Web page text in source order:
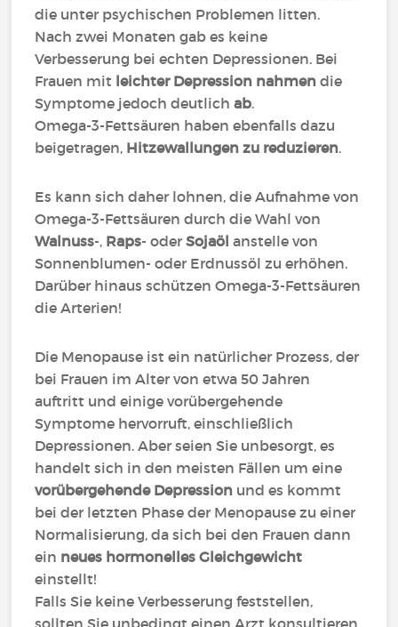
die unter psychischen Problemen litten.
Nach zwei Monaten gab es keine
Verbesserung bei echten Depressionen. Bei
Frauen mit leichter Depression nahmen die
Symptome jedoch deutlichab.
Omega-3-Fettsäuren haben ebenfalls dazu
beigetragen, Hitzewallungen zu reduzieren.
Es kann sich daher lohnen, die Aufnahme von
Omega-3-Fettsäuren durch die Wahl von
Walnuss-, Raps- oderSojaöl anstelle von
Sonnenblumen- oder Erdnussöl zu erhöhen.
Darüber hinaus schützen Omega-3-Fettsäuren
die Arterien!
Die Menopause ist ein natürlicher Prozess, der
bei Frauen im Alter von etwa 50 Jahren
auftritt und einige vorübergehende
Symptome hervorruft, einschließlich
Depressionen. Aber seien Sie unbesorgt, es
handelt sich in den meisten Fällen um eine
vorübergehende Depression und es kommt
bei der letzten Phase der Menopause zu einer
Normalisierung, da sich bei den Frauen dann
ein neues hormonelles Gleichgewicht
einstellt!
Falls Sie keine Verbesserung feststellen,
sollten Sie unbedingt einen Arzt konsultieren,